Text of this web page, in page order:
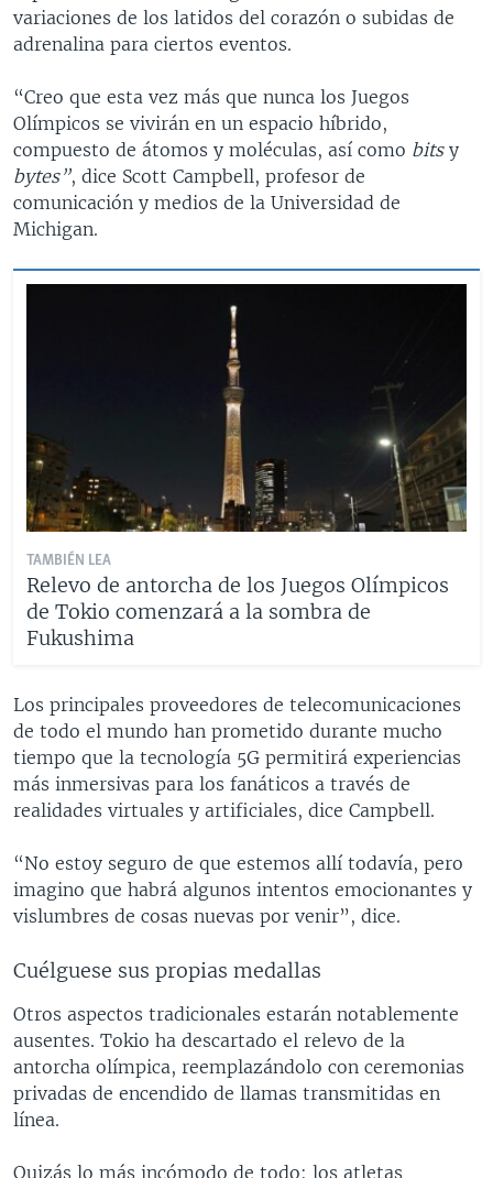
variaciones de los latidos del corazón o subidas de
adrenalina para ciertos eventos.
“Creo que esta vez más que nunca los Juegos
Olímpicos se vivirán en un espacio híbrido,
compuesto de átomos y moléculas, así como bitsy
bytes”, dice Scott Campbell, profesor de
comunicación y medios de la Universidad de
Michigan.
TAMBIÉN LEA
Relevo de antorcha de los Juegos Olímpicos
de Tokio comenzará a la sombra de
Fukushima
Los principales proveedores de telecomunicaciones
de todo el mundo han prometido durante mucho
tiempo que la tecnología 5G permitirá experiencias
más inmersivas para los fanáticos a través de
realidades virtuales y artificiales, dice Campbell.
“No estoy seguro de que estemos allí todavía, pero
imagino que habrá algunos intentos emocionantes y
vislumbres de cosas nuevas por venir”, dice.
Cuélguese sus propias medallas
Otros aspectos tradicionales estarán notablemente
ausentes. Tokio ha descartado el relevo de la
antorcha olímpica, reemplazándolo con ceremonias
privadas de encendido de llamas transmitidas en
línea.
Quizás lo más incómodo de todo: los atletas